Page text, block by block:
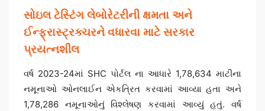
સોઇલ ટેસ્ટિંગ લેબોરેટરીની ક્ષમતા અને
ઈન્ફ્રાસ્ટ્રક્ચરને વધારવા માટે સરકાર
પ્રયત્નશીલ
વર્ષ 2023-24માં SHC પોર્ટલ ના આધારે 1,78,634 માટીના
નમૂનાઓ ઓનલાઈન એકત્રિત કરવામાં આવ્યા હતા અને
1,78,286 નમૂનાઓનું વિશ્લેષણ કરવામાં આવ્યું હતું. વર્ષ